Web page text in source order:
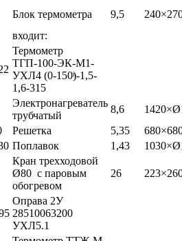
Блок термометра 9,5
входит:
Термометр
ТГП-100-ЭК-М1-
УХЛ4 (0-150ͦ)-1,5-
1,6-315
Электронагреватель
трубчатый
8,6
Решетка 5,35
Поплавок 1,43
Кран трехходовой
Ø80 с паровым
обогревом
26
Оправа 2У
28510063200
УХЛ5.1